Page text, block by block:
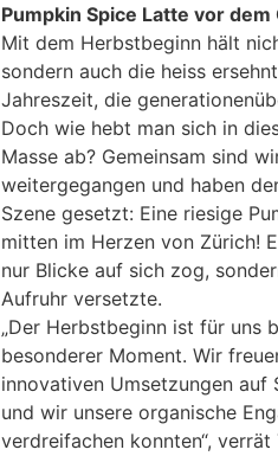
Pumpkin Spice Latte vor
Mit dem Herbstbeginn hält
sondern auch die heiss
Jahreszeit, die
Doch wie hebt man sich in
Masse ab? Gemeinsam sind
weitergegangen und haben
Szene gesetzt: Eine riesige
mitten im Herzen von Zürich!
nur Blicke auf sich zog,
Aufruhr versetzte.
„Der Herbstbeginn ist für uns
besonderer Moment. Wir
innovativen Umsetzungen auf
und wir unsere organische
verdreifachen konnten“,